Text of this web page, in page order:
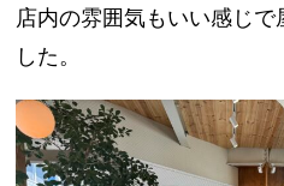
店内の雰囲気もいい感じで
した。